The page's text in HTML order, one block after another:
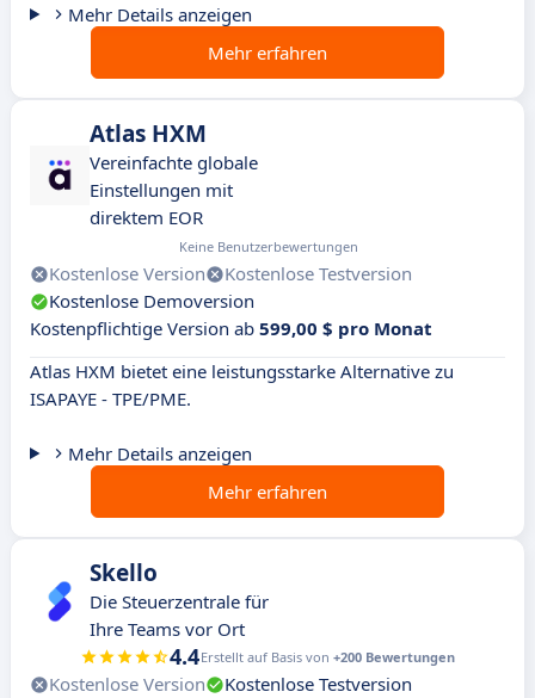
Mehr Details anzeigen
Mehr erfahren
Atlas HXM
Vereinfachte globale
Einstellungen mit
direktem EOR
Keine Benutzerbewertungen
Kostenlose Version
Kostenlose Testversion
Kostenlose Demoversion
Kostenpflichtige Version ab 599,00 $ pro Monat
Atlas HXM bietet eine leistungsstarke Alternative zu
ISAPAYE - TPE/PME.
Mehr Details anzeigen
Mehr erfahren
Skello
Die Steuerzentrale für
Ihre Teams vor Ort
4.4Erstellt auf Basis von +200 Bewertungen
Kostenlose Version
Kostenlose Testversion